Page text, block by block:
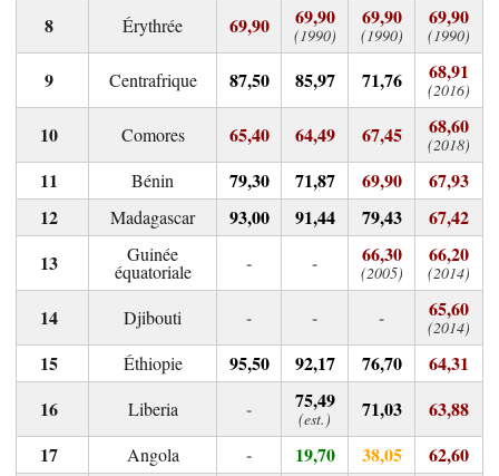
Érythrée 69,90 69,90
(1990)
69,90
(1990)
69,90
(1990)
Centrafrique 87,50 85,97 71,76 68,91
(2016)
Comores 65,40 64,49 67,45 68,60
(2018)
Bénin 79,30 71,87 69,90 67,93
Madagascar 93,00 91,44 79,43 67,42
Guinée
équatoriale - - 66,30
(2005)
66,20
(2014)
Djibouti - - - 65,60
(2014)
Éthiopie 95,50 92,17 76,70 64,31
Liberia - 75,49
(est.) 71,03 63,88
Angola - 19,70 38,05 62,60